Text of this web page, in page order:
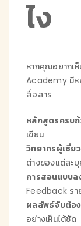
ไง
หากคุณอยากเ
Academy มีห
สื่อสาร
หลักสูตรครบ
เขียน
วิทยากรผู้เชี่ย
ต่างของแต่ละ
การสอนแบบล
Feedback ร
ผลลัพธ์จับต้อ
อย่างเห็นได้ชัด